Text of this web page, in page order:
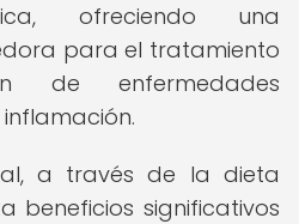
ofreciendo una
para el tratamiento
de enfermedades
a través de la dieta
beneficios significativos